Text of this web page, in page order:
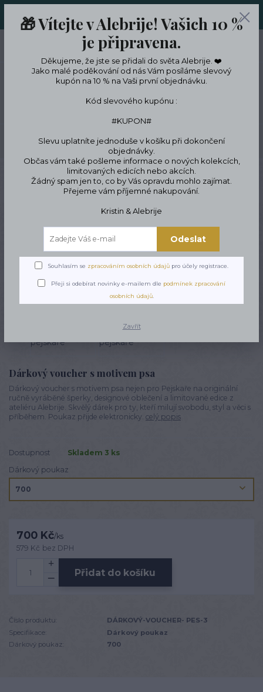
LIMITKÁCH
CZK
Hledat
Podle témat a zájmů Zvířata & jejich milovníci
milovníky psů
Dárkový poukaz pro pejskaře
Dárkový poukaz pro
pejskaře
Dárkový voucher s motivem psa
Dárkový voucher s motivem psa nejen pro Pejskaře na originální
ručně vyráběné šperky, designové oblečení a limitované edice z
ateliéru Alebrije. Skvělý dárek pro ty, kteří milují svobodu, styl a věci s
příběhem. Poukaz přijde elektronicky. celý popis
Dostupnost
Skladem 3 ks
Dárkový poukaz
700 Kč/ks
579 Kč bez DPH
Přidat do košíku
Číslo produktu:
DÁRKOVÝ-VOUCHER- PES-3
Specifikace:
Dárkový poukaz
Dárkový poukaz:
700
🎁 Vítejte v Alebrije! Vašich 10 %
je připravena.
Děkujeme, že jste se přidali do světa Alebrije. ❤️
Jako malé poděkování od nás Vám posíláme slevový
kupón na 10 % na Vaši první objednávku.
Kód slevového kupónu :
#KUPON#
Slevu uplatníte jednoduše v košíku při dokončení
objednávky.
Občas vám také pošleme informace o nových kolekcích,
limitovaných edicích nebo akcích.
Žádný spam jen to, co by Vás opravdu mohlo zajímat.
Přejeme vám příjemné nakupování.
Kristin & Alebrije
Odeslat
Souhlasím se zpracováním osobních údajů pro účely registrace.
Přeji si odebírat novinky e-mailem dle podmínek zpracování
osobních údajů.
Zavřít